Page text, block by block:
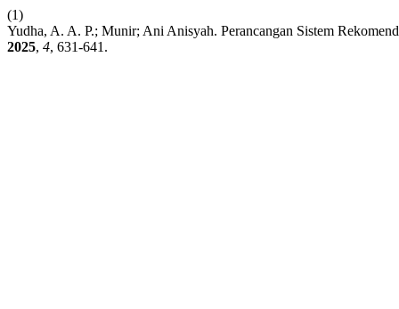
(1)
Yudha, A. A. P.; Munir; Ani Anisyah. Perancangan Sistem
2025, 4, 631-641.